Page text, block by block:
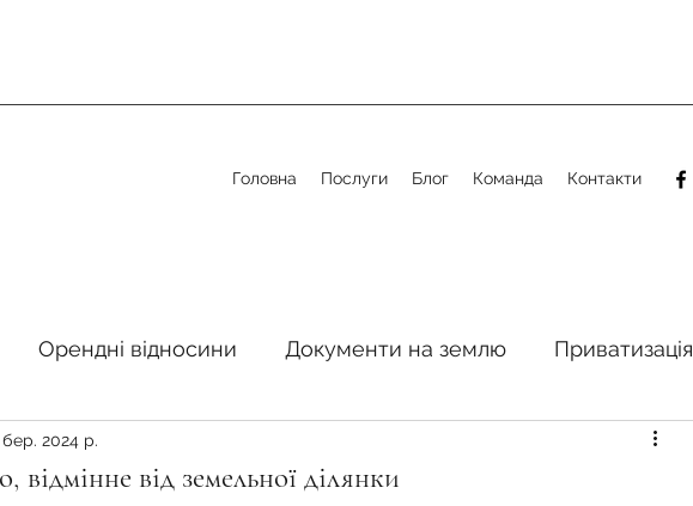
Головна Послуги Блог Команда Контакти
Орендні відносини Документи на землю Приватизація
земельної сфери Органи місцевого самоврядування
від земельної ділянки
бер. 2024 р.